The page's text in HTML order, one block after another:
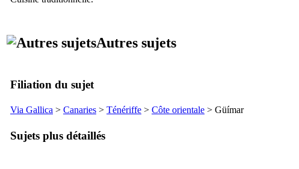
Autres sujets
Filiation du sujet
Via Gallica > Canaries > Ténériffe > Côte orientale > Güímar
Sujets plus détaillés